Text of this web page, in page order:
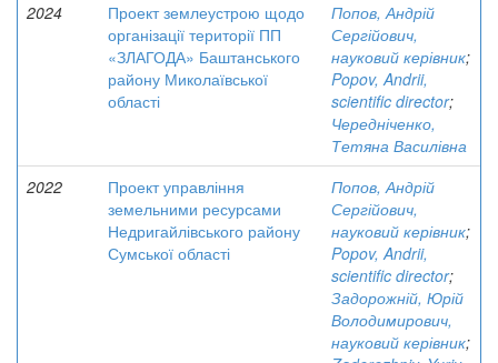
2024
Проект землеустрою щодо
організації території ПП
«ЗЛАГОДА» Баштанського
району Миколаївської
області
Попов, Андрій
Сергійович,
науковий керівник;
Popov, Andrii,
scientific director;
Чередніченко,
Тетяна Василівна
2022
Проект управління
земельними ресурсами
Недригайлівського району
Сумської області
Попов, Андрій
Сергійович,
науковий керівник;
Popov, Andrii,
scientific director;
Задорожній, Юрій
Володимирович,
науковий керівник;